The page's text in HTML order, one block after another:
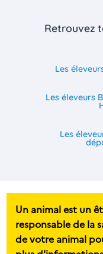
Retrouvez
Les
Les éleveurs
Les
Un animal est un
responsable de la
de votre animal